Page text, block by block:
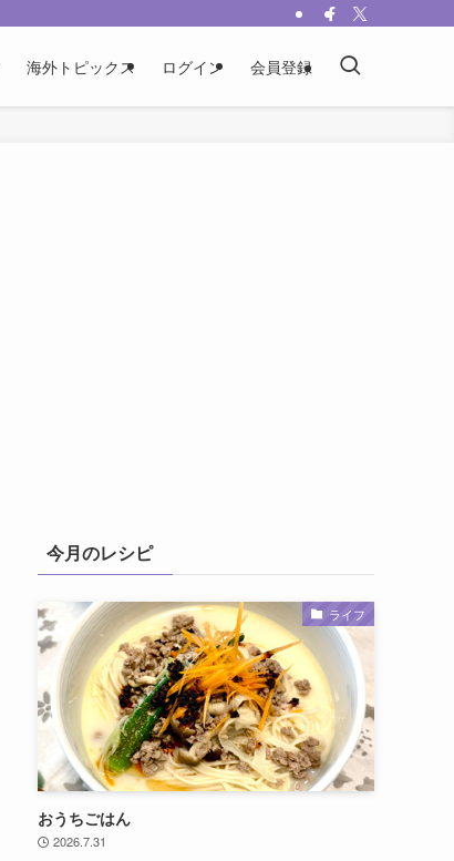
海外トピックス ログイン 会員登録
今月のレシピ
ライフ
おうちごはん
2026.7.31